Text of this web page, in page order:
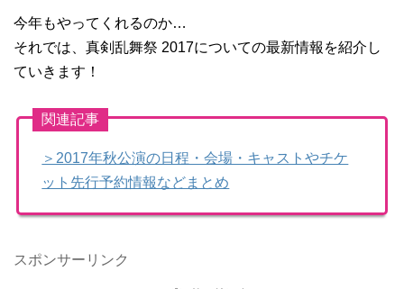
今年もやってくれるのか…
それでは、真剣乱舞祭 2017についての最新情報を紹介し
ていきます！
関連記事
＞2017年秋公演の日程・会場・キャストやチケ
ット先行予約情報などまとめ
スポンサーリンク